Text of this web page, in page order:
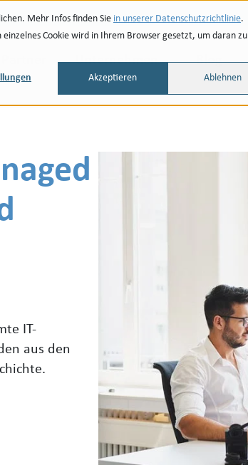
Mehr Infos finden Sie in unserer Datenschutzrichtlinie.
Cookie wird in Ihrem Browser gesetzt, um daran zu
Akzeptieren Ablehnen
Unternehmen Blog
IT-
aus den